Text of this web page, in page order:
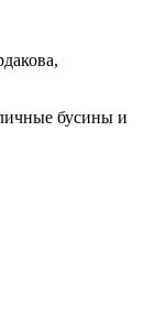
бусины и